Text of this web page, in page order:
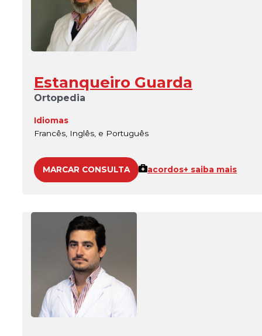
Estanqueiro Guarda
Ortopedia
Idiomas
Francês, Inglês, e Português
MARCAR CONSULTA acordos+ saiba mais